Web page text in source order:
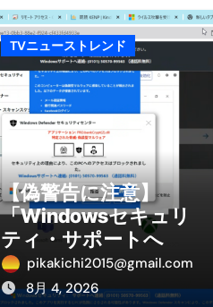
No.102 9割が勘違
アーモンドを毎日
【ひろゆき】借金1
セラピストのため
弁護士解説【詐欺
5キロ痩せる簡単な
ムームードメイン
FRONTIER スーパ
なくす不安と消え
TVニューストレンド
【偽警告に注意】
「Windowsセキュリ
ティ・サポートへ連
絡」は詐欺！今すぐ
閉じる対処法
pikakichi2015@gmail.com
8月 4, 2026